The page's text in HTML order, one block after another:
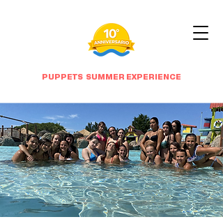
PUPPETS SUMMER EXPERIENCE